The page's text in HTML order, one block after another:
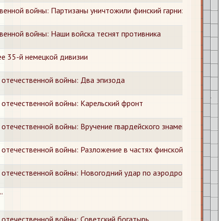
войны: Партизаны уничтожили финский гарнизон
войны: Наши войска теснят противника
35-й немецкой дивизии
войны: Два эпизода
войны: Карельский фронт
войны: Вручение гвардейского знамени
войны: Разложение в частях финской армии
войны: Новогодний удар по аэродромам и
войны: Советский богатырь